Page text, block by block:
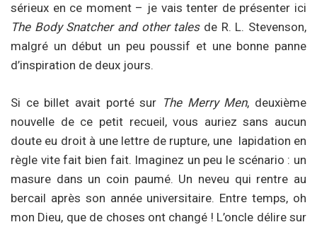
sérieux en ce moment – je vais tenter de présenter ici
The Body Snatcher and other talesde R. L. Stevenson,
malgré un début un peu poussif et une bonne panne
d’inspiration de deux jours.
Si ce billet avait porté sur The Merry Men, deuxième
nouvelle de ce petit recueil, vous auriez sans aucun
doute eu droit à une lettre de rupture, une lapidation en
règle vite fait bien fait. Imaginez un peu le scénario : un
masure dans un coin paumé. Un neveu qui rentre au
bercail après son année universitaire. Entre temps, oh
mon Dieu, que de choses ont changé ! L’oncle délire sur